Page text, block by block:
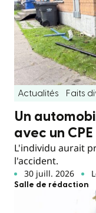
Actualités Faits
Un
avec un
L'individu aurait
l'accident.
30 juill. 2026
Salle de rédaction